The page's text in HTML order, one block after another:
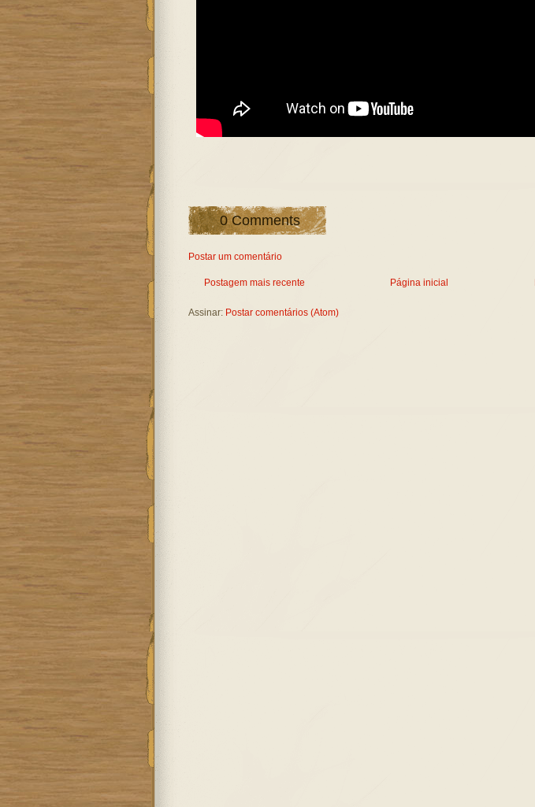
0 Comments
Postar um comentário
Postagem mais recente Página inicial
Assinar: Postar comentários (Atom)